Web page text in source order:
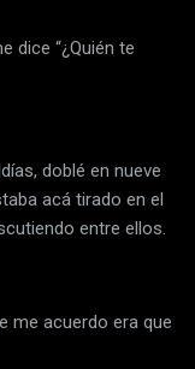
dice “¿Quién te
doblé en nueve
acá tirado en el
entre ellos.
me acuerdo era que